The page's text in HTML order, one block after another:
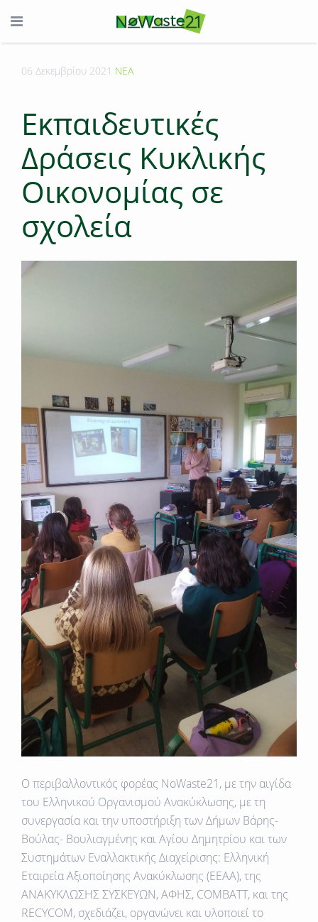
06 Δεκεμβρίου 2021 ΝΕΑ
Εκπαιδευτικές
Δράσεις Κυκλικής
Οικονομίας σε
σχολεία
Ο περιβαλλοντικός φορέας NoWaste21, με την αιγίδα
του Ελληνικού Οργανισμού Ανακύκλωσης, με τη
συνεργασία και την υποστήριξη των Δήμων Βάρης-
Βούλας- Βουλιαγμένης και Αγίου Δημητρίου και των
Συστημάτων Εναλλακτικής Διαχείρισης: Ελληνική
Εταιρεία Αξιοποίησης Ανακύκλωσης (ΕΕΑΑ), της
ΑΝΑΚΥΚΛΩΣΗΣ ΣΥΣΚΕΥΩΝ, ΑΦΗΣ, COMBATΤ, και της
RECYCOM, σχεδιάζει, οργανώνει και υλοποιεί το